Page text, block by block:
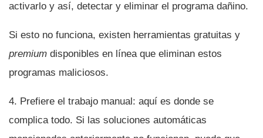
activarlo y así­, detectar y eliminar el programa dañino.
Si esto no funciona, existen herramientas gratuitas y
premium disponibles en lí­nea que eliminan estos
programas maliciosos.
4. Prefiere el trabajo manual: aquí­ es donde se
complica todo. Si las soluciones automáticas